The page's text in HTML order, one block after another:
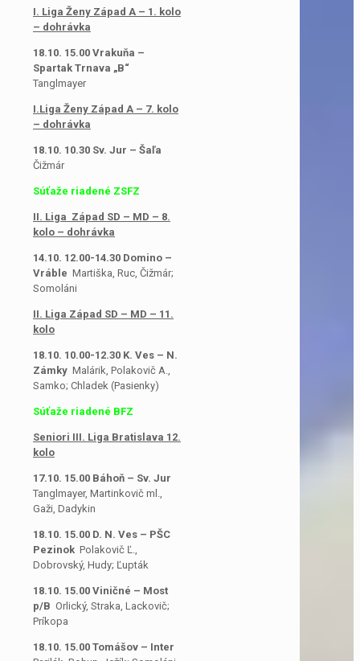
I. Liga Ženy Západ A – 1. kolo
– dohrávka
18.10. 15.00 Vrakuňa –
Spartak Trnava „B“
Tanglmayer
I.Liga Ženy Západ A – 7. kolo
– dohrávka
18.10. 10.30 Sv. Jur – Šaľa
Čižmár
Súťaže riadené ZSFZ
II. Liga Západ SD – MD – 8.
kolo – dohrávka
14.10. 12.00-14.30 Domino –
Vráble Martiška, Ruc, Čižmár;
Somoláni
II. Liga Západ SD – MD – 11.
kolo
18.10. 10.00-12.30 K. Ves – N.
Zámky Malárik, Polakovič A.,
Samko; Chladek (Pasienky)
Súťaže riadené BFZ
Seniori III. Liga Bratislava 12.
kolo
17.10. 15.00 Báhoň – Sv. Jur
Tanglmayer, Martinkovič ml.,
Gaži, Dadykin
18.10. 15.00 D. N. Ves – PŠC
Pezinok Polakovič Ľ.,
Dobrovský, Hudy; Ľupták
18.10. 15.00 Viničné – Most
p/B Orlický, Straka, Lackovič;
Príkopa
18.10. 15.00 Tomášov – Inter